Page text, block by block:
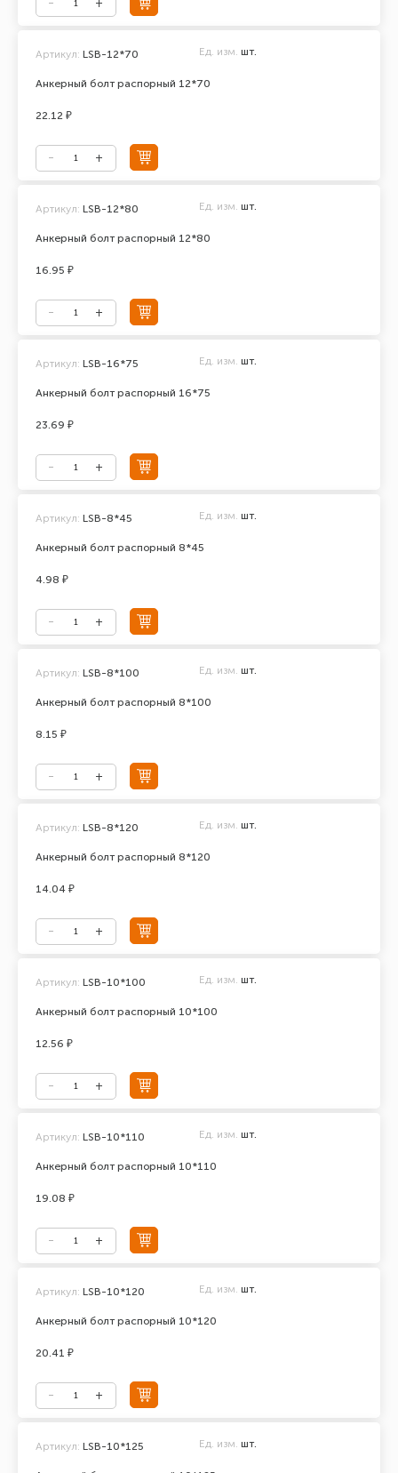
Анкерный болт распорный 12*70
Артикул: LSB-12*70 Ед. изм. шт.
22.12 ₽
Анкерный болт распорный 12*80
Артикул: LSB-12*80 Ед. изм. шт.
16.95 ₽
Анкерный болт распорный 16*75
Артикул: LSB-16*75 Ед. изм. шт.
23.69 ₽
Анкерный болт распорный 8*45
Артикул: LSB-8*45 Ед. изм. шт.
4.98 ₽
Анкерный болт распорный 8*100
Артикул: LSB-8*100 Ед. изм. шт.
8.15 ₽
Анкерный болт распорный 8*120
Артикул: LSB-8*120 Ед. изм. шт.
14.04 ₽
Анкерный болт распорный 10*100
Артикул: LSB-10*100 Ед. изм. шт.
12.56 ₽
Анкерный болт распорный 10*110
Артикул: LSB-10*110 Ед. изм. шт.
19.08 ₽
Анкерный болт распорный 10*120
Артикул: LSB-10*120 Ед. изм. шт.
20.41 ₽
Артикул: LSB-10*125 Ед. изм. шт.